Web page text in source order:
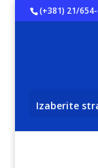
(+381) 21/
Izaberite